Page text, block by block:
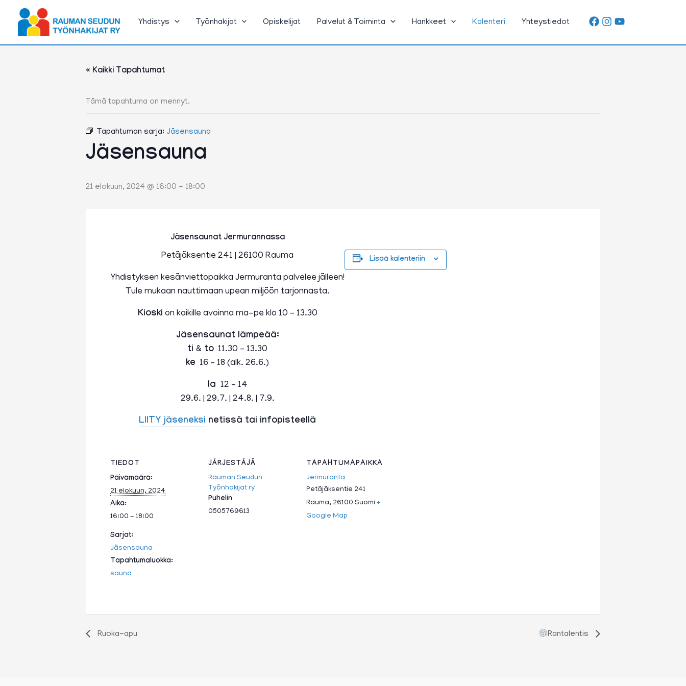
sisältöön
Yhdistys
Työnhakijat Opiskelijat Palvelut & Toiminta Hankkeet Kalenteri Yhteystiedot
« Kaikki Tapahtumat
Tämä tapahtuma on mennyt.
Tapahtuman sarja: Jäsensauna
Jäsensauna
21 elokuun, 2024 @ 16:00 - 18:00
Jäsensaunat Jermurannassa
Petäjäksentie 241 | 26100 Rauma
Yhdistyksen kesänviettopaikka Jermuranta palvelee jälleen!
Tule mukaan nauttimaan upean miljöön tarjonnasta.
Kioski on kaikille avoinna ma-pe klo 10 – 13.30
Jäsensaunat lämpeää:
ti & to 11.30 – 13.30
ke 16 – 18 (alk. 26.6.)
la 12 – 14
29.6. | 29.7. | 24.8. | 7.9.
LIITY jäseneksi netissä tai infopisteellä
Lisää kalenteriin
TIEDOT
Päivämäärä:
21 elokuun, 2024
Aika:
16:00 - 18:00
Sarjat:
Jäsensauna
Tapahtumaluokka:
sauna
JÄRJESTÄJÄ
Rauman Seudun
Työnhakijat ry
Puhelin
0505769613
TAPAHTUMAPAIKKA
Jermuranta
Petäjäksentie 241
Rauma, 26100 Suomi +
Google Map
Ruoka-apu Rantalentis